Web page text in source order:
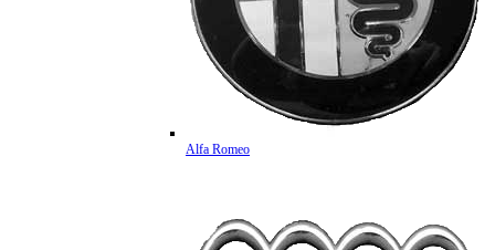
Alfa Romeo